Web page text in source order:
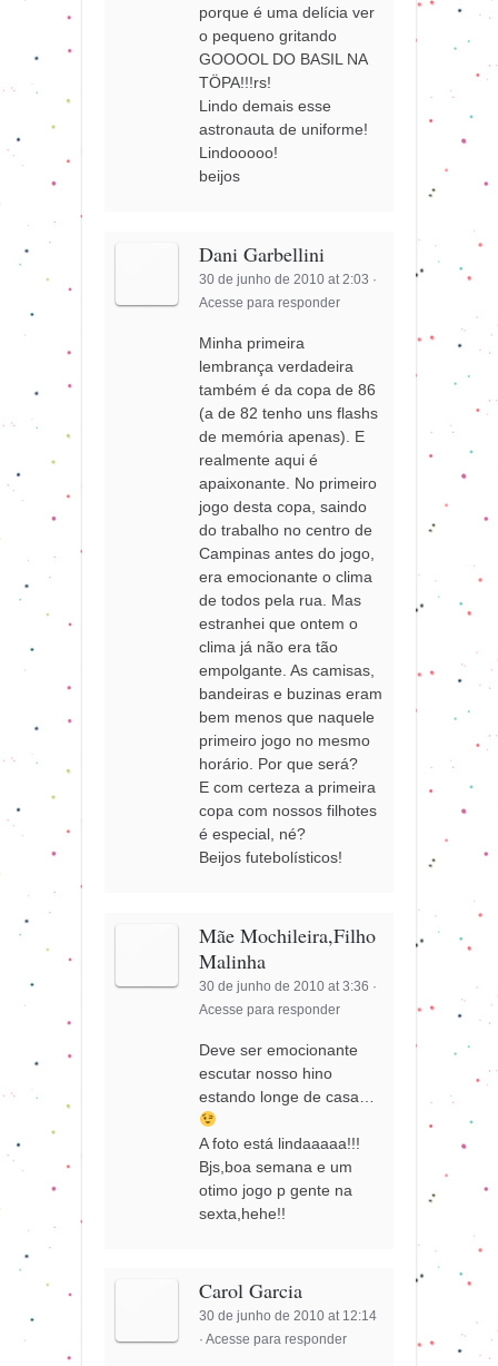
porque é uma delícia ver
o pequeno gritando
GOOOOL DO BASIL NA
TÖPA!!!rs!
Lindo demais esse
astronauta de uniforme!
Lindooooo!
beijos
Dani Garbellini
30 de junho de 2010 at 2:03 ·
Acesse para responder
Minha primeira
lembrança verdadeira
também é da copa de 86
(a de 82 tenho uns flashs
de memória apenas). E
realmente aqui é
apaixonante. No primeiro
jogo desta copa, saindo
do trabalho no centro de
Campinas antes do jogo,
era emocionante o clima
de todos pela rua. Mas
estranhei que ontem o
clima já não era tão
empolgante. As camisas,
bandeiras e buzinas eram
bem menos que naquele
primeiro jogo no mesmo
horário. Por que será?
E com certeza a primeira
copa com nossos filhotes
é especial, né?
Beijos futebolísticos!
Mãe Mochileira,Filho
Malinha
30 de junho de 2010 at 3:36 ·
Acesse para responder
Deve ser emocionante
escutar nosso hino
estando longe de casa…
A foto está lindaaaaa!!!
Bjs,boa semana e um
otimo jogo p gente na
sexta,hehe!!
Carol Garcia
30 de junho de 2010 at 12:14
·Acesse para responder